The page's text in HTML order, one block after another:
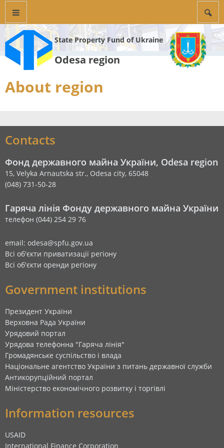
State Property Fund of Ukraine
Odesa region
About region
Contacts
Фонд державного майна України, Odesa region
15, Velyka Arnautska str., Odesa city, 65048
(048) 731-50-28
Гаряча лінія Фонду державного майна України
телефон (044) 254 29 76
email: odesa@spfu.gov.ua
Всі об'єкти приватизації регіону
Всі об'єкти оренди регіону
Government institutions
Президент України
Верховна Рада України
Урядовий портал
Урядова телефонна "Гаряча лінія"
Громадянське суспільство і влада
Національне агентство України з питань державної служби
Антикорупційний портал
Міністерство економічного розвитку і торгівлі
Information resources
USAID
International Finance Corporation